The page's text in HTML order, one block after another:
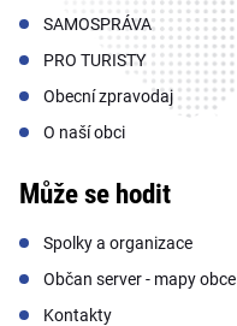
SAMOSPRÁVA
PRO TURISTY
Obecní zpravodaj
O naší obci
Může se hodit
Spolky a organizace
Občan server - mapy obce
Kontakty